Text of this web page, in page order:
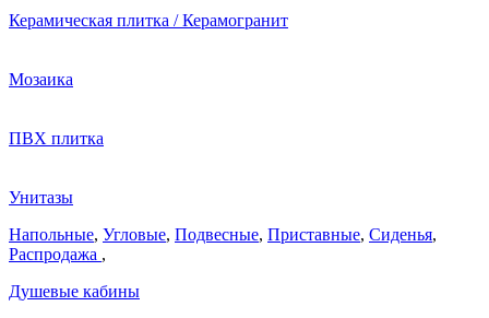
Керамическая плитка / Керамогранит
Мозаика
ПВХ плитка
Унитазы
Напольные, Угловые, Подвесные, Приставные, Сиденья,
Распродажа ,
Душевые кабины